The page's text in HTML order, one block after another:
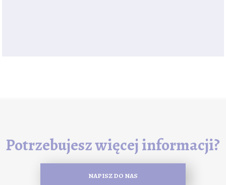
Potrzebujesz więcej informacji?
NAPISZ DO NAS